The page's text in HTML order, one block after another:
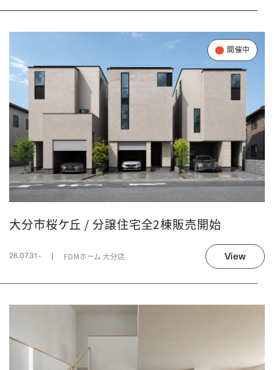
開催中
大分市桜ケ丘 / 分譲住宅全2棟販売開始
26.07.31 - FDMホーム 大分店 View